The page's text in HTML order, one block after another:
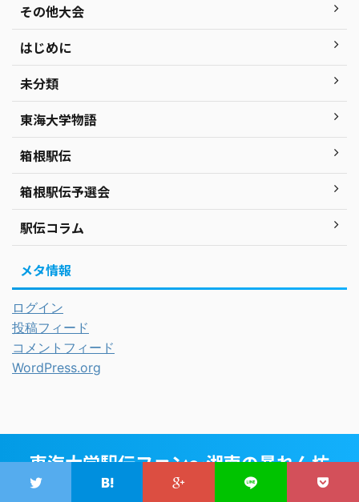
その他大会
はじめに
未分類
東海大学物語
箱根駅伝
箱根駅伝予選会
駅伝コラム
メタ情報
ログイン
投稿フィード
コメントフィード
WordPress.org
東海大学駅伝ファン～湘南の暴れん坊
東海大学陸上部中長距離ブロックOBによる応援サイト